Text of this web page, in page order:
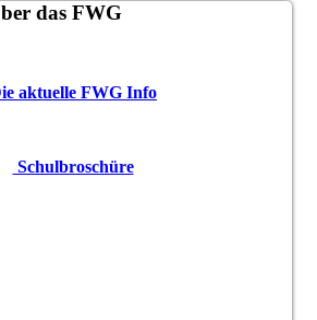
das FWG
aktuelle FWG Info
Schulbroschüre